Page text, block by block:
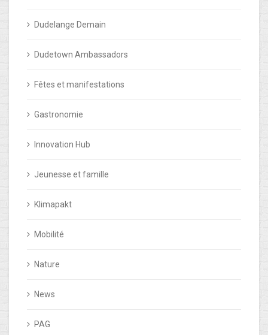
Dudelange Demain
Dudetown Ambassadors
Fêtes et manifestations
Gastronomie
Innovation Hub
Jeunesse et famille
Klimapakt
Mobilité
Nature
News
PAG